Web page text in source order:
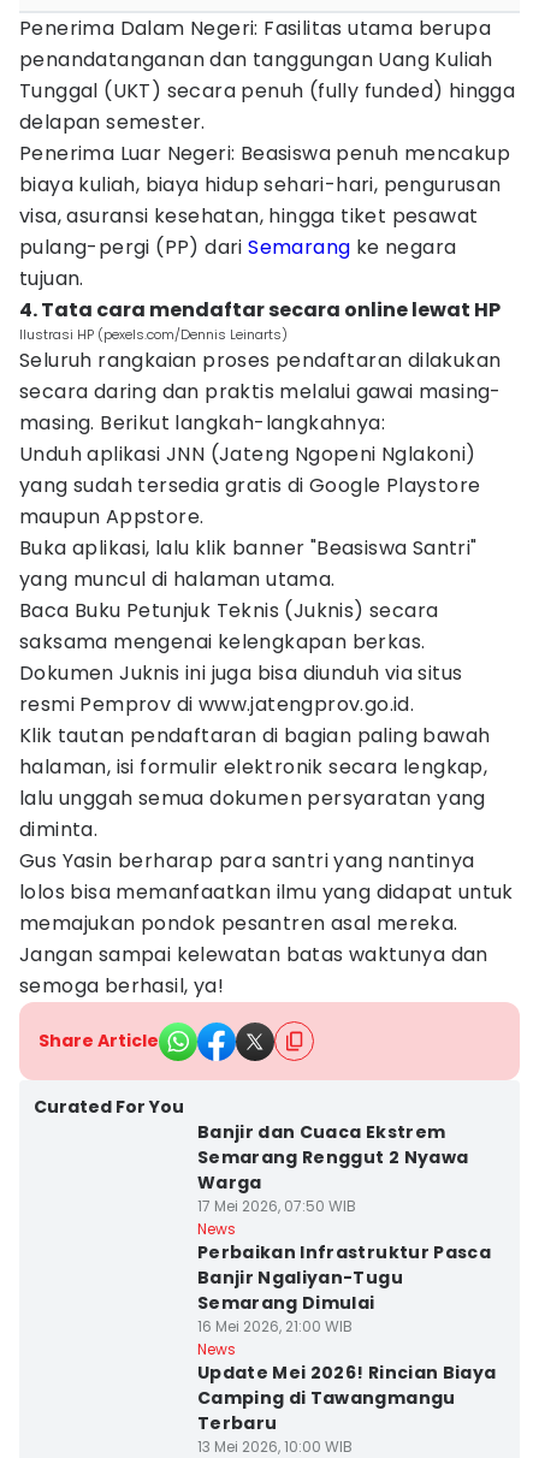
Penerima Dalam Negeri: Fasilitas utama berupa
penandatanganan dan tanggungan Uang Kuliah
Tunggal (UKT) secara penuh (fully funded) hingga
delapan semester.
Penerima Luar Negeri: Beasiswa penuh mencakup
biaya kuliah, biaya hidup sehari-hari, pengurusan
visa, asuransi kesehatan, hingga tiket pesawat
pulang-pergi (PP) dariSemarang ke negara
tujuan.
4. Tata cara mendaftar secara online lewat HP
Ilustrasi HP (pexels.com/Dennis Leinarts)
Seluruh rangkaian proses pendaftaran dilakukan
secara daring dan praktis melalui gawai masing-
masing. Berikut langkah-langkahnya:
Unduh aplikasi JNN (Jateng Ngopeni Nglakoni)
yang sudah tersedia gratis di Google Playstore
maupun Appstore.
Buka aplikasi, lalu klik banner "Beasiswa Santri"
yang muncul di halaman utama.
Baca Buku Petunjuk Teknis (Juknis) secara
saksama mengenai kelengkapan berkas.
Dokumen Juknis ini juga bisa diunduh via situs
resmi Pemprov di www.jatengprov.go.id.
Klik tautan pendaftaran di bagian paling bawah
halaman, isi formulir elektronik secara lengkap,
lalu unggah semua dokumen persyaratan yang
diminta.
Gus Yasin berharap para santri yang nantinya
lolos bisa memanfaatkan ilmu yang didapat untuk
memajukan pondok pesantren asal mereka.
Jangan sampai kelewatan batas waktunya dan
semoga berhasil, ya!
Share Article
Curated For You
Banjir dan Cuaca Ekstrem
Semarang Renggut 2 Nyawa
Warga
17 Mei 2026, 07:50 WIB
News
Perbaikan Infrastruktur Pasca
Banjir Ngaliyan-Tugu
Semarang Dimulai
16 Mei 2026, 21:00 WIB
News
Update Mei 2026! Rincian Biaya
Camping di Tawangmangu
Terbaru
13 Mei 2026, 10:00 WIB